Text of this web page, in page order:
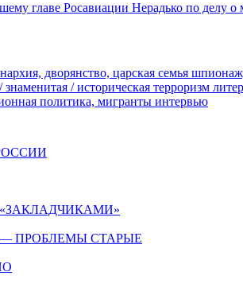
главе Росавиации Нерадько по делу о
дворянство, царская семья шпионаж,
/ историческая терроризм
политика, мигранты интервью
ПРОБЛЕМЫ СТАРЫЕ